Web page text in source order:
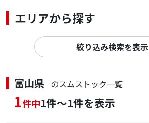
エリアから探す
絞り込み検索を表示
富山県 のスムストック一覧
1件中1件～1件を表示